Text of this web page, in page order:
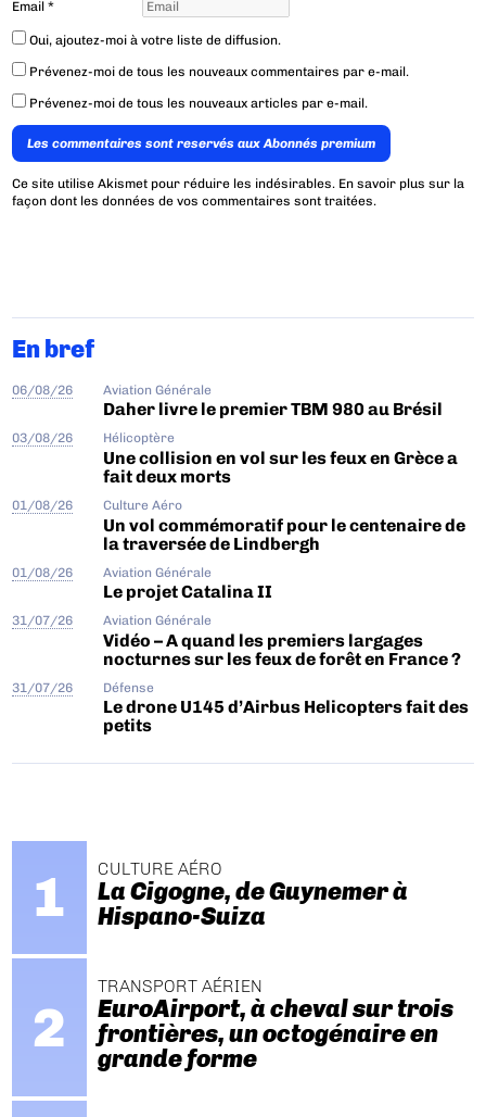
Email*
Oui, ajoutez-moi à votre liste de diffusion.
Prévenez-moi de tous les nouveaux commentaires par e-mail.
Prévenez-moi de tous les nouveaux articles par e-mail.
Les commentaires sont reservés aux Abonnés premium
Ce site utilise Akismet pour réduire les indésirables. En savoir plus sur la
façon dont les données de vos commentaires sont traitées.
En bref
06/08/26 Aviation Générale
Daher livre le premier TBM 980 au Brésil
03/08/26 Hélicoptère
Une collision en vol sur les feux en Grèce a
fait deux morts
01/08/26 Culture Aéro
Un vol commémoratif pour le centenaire de
la traversée de Lindbergh
01/08/26 Aviation Générale
Le projet Catalina II
31/07/26 Aviation Générale
Vidéo – A quand les premiers largages
nocturnes sur les feux de forêt en France ?
31/07/26 Défense
Le drone U145 d’Airbus Helicopters fait des
petits
CULTURE AÉRO
La Cigogne, de Guynemer à
Hispano-Suiza
TRANSPORT AÉRIEN
EuroAirport, à cheval sur trois
frontières, un octogénaire en
grande forme